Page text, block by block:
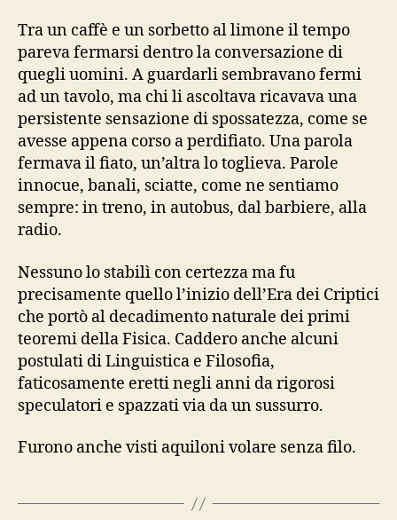
Tra un caffè e un sorbetto al limone il tempo
pareva fermarsi dentro la conversazione di
quegli uomini. A guardarli sembravano fermi
ad un tavolo, ma chi li ascoltava ricavava una
persistente sensazione di spossatezza, come se
avesse appena corso a perdifiato. Una parola
fermava il fiato, un’altra lo toglieva. Parole
innocue, banali, sciatte, come ne sentiamo
sempre: in treno, in autobus, dal barbiere, alla
radio.
Nessuno lo stabilì con certezza ma fu
precisamente quello l’inizio dell’Era dei Criptici
che portò al decadimento naturale dei primi
teoremi della Fisica. Caddero anche alcuni
postulati di Linguistica e Filosofia,
faticosamente eretti negli anni da rigorosi
speculatori e spazzati via da un sussurro.
Furono anche visti aquiloni volare senza filo.